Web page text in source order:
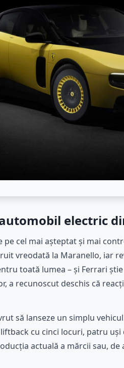
electric
pe cel mai așteptat și mai
vreodată la Maranello, iar
toată lumea – și Ferrari
a recunoscut deschis că
să lanseze un simplu
cu cinci locuri, patru
actuală a mărcii sau,